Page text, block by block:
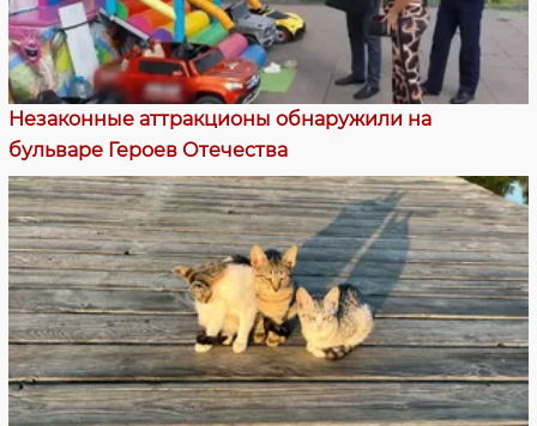
Незаконные аттракционы обнаружили на
бульваре Героев Отечества